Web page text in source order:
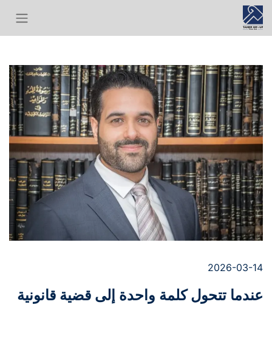
2026-03-14
عندما تتحول كلمة واحدة إلى قضية قانونية